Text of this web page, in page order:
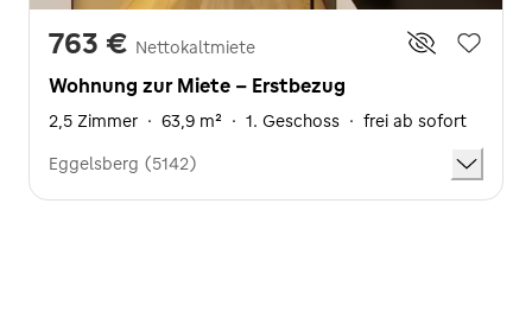
763 € Nettokaltmiete
Wohnung zur Miete - Erstbezug
2,5 Zimmer · 63,9 m² · 1. Geschoss · frei ab sofort
Eggelsberg (5142)